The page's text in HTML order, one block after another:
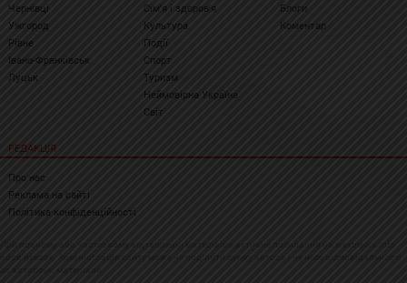
Чернівці
Ужгород
Рівне
Івано-Франківськ
Луцьк
Сім'я і здоров'я
Культура
Події
Спорт
Туризм
Неймовірна Україна
Світ
Блоги
Коментар
РЕДАКЦІЯ
Про нас
Реклама на сайті
Політика конфіденційності